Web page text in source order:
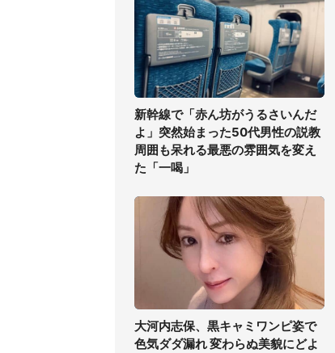
新幹線で「赤ん坊がうるさいんだ
よ」突然始まった50代男性の説教
周囲も呆れる最悪の雰囲気を変え
た「一喝」
大河内志保、黒キャミワンピ姿で
色気ダダ漏れ 変わらぬ美貌にどよ